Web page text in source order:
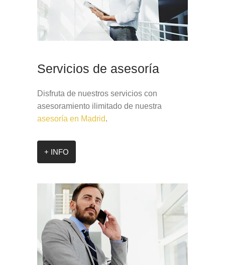
Servicios de asesoría
Disfruta de nuestros servicios con
asesoramiento ilimitado de nuestra
asesoría en Madrid.
+ INFO